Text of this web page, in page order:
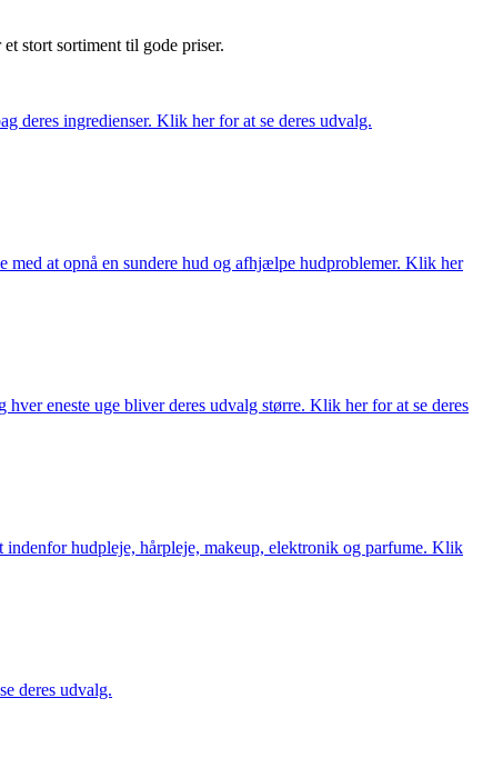
et stort sortiment til gode priser.
deres ingredienser. Klik her for at se deres udvalg.
med at opnå en sundere hud og afhjælpe hudproblemer. Klik her
eneste uge bliver deres udvalg større. Klik her for at se deres
hudpleje, hårpleje, makeup, elektronik og parfume. Klik
deres udvalg.